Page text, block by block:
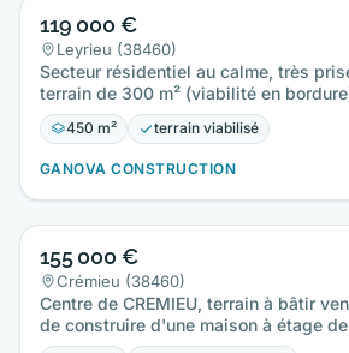
119 000 €
Leyrieu (38460)
Secteur résidentiel au calme, très
terrain de 300 m² (viabilité en
de 80 m² +…
450 m² terrain viabilisé
GANOVA CONSTRUCTION
155 000 €
Crémieu (38460)
Centre de CREMIEU, terrain à bâtir
de construire d'une maison à étage
+ garage…